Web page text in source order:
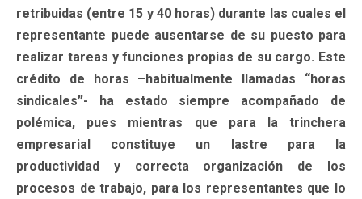
retribuidas (entre 15 y 40 horas) durante las cuales el
representante puede ausentarse de su puesto para
realizar tareas y funciones propias de su cargo. Este
crédito de horas –habitualmente llamadas “horas
sindicales”- ha estado siempre acompañado de
polémica, pues mientras que para la trinchera
empresarial constituye un lastre para la
productividad y correcta organización de los
procesos de trabajo, para los representantes que lo